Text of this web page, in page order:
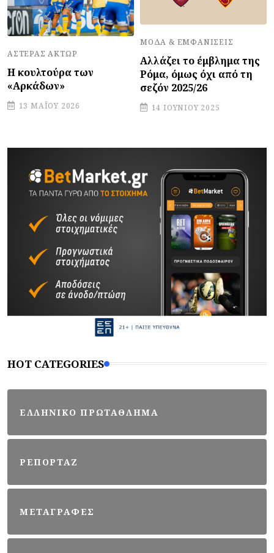
ΑΣΤΈΡΑΣ ΆΚΤΩΡ
Η κουλτούρα των
«Αρκάδων»
13 ΜΑΪ́ΟΥ 2026
ΜΌΔΑ & ΕΜΦΑΝΊΣΕΙΣ
Αλλάζει το έμβλημα της
Ρόμα, όμως όχι από τη
σεζόν 2025/26
14 ΙΟΥΝΊΟΥ 2025
HOT CATEGORIES
ΕΛΛΗΝΙΚΟ ΠΡΩΤΑΘΛΗΜΑ
ΡΕΠΟΡΤΑΖ
ΜΕΤΑΓΡΑΦΕΣ